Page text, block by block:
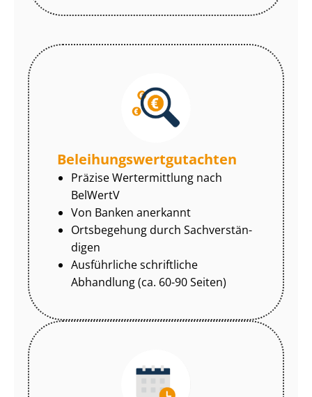
Be­lei­hungs­wert­gut­ach­ten
Präzise Wertermittlung nach
BelWertV
Von Banken anerkannt
Ortsbegehung durch Sach­ver­stän­
di­gen
Ausführliche schriftliche
Abhandlung (ca. 60-90 Seiten)